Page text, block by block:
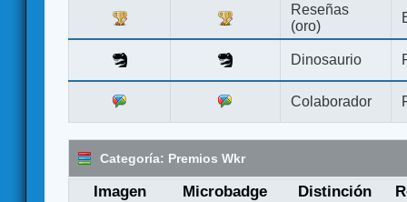
Reseñas
(oro)
Dinosaurio
Colaborador
Categoría: Premios Wkr
Imagen Microbadge Distinción